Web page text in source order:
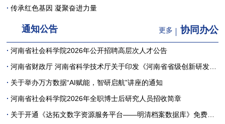
· 传承红色基因 凝聚奋进力量
通知公告 更多 协同办公
· 河南省社会科学院2026年公开招聘高层次人才公告
· 河南省财政厅 河南省科学技术厅关于印发《河南省省级创新研发专项资金管理办法》的通知
· 关于举办万方数据“AI赋能，智研启航”讲座的通知
· 河南省社会科学院2026年全职博士后研究人员招收简章
· 关于开通《达拓文数字资源服务平台——明清档案数据库》免费试用的通知